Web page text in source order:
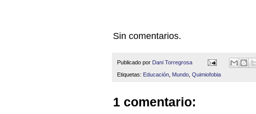
Sin comentarios.
Publicado por Dani Torregrosa
Etiquetas: Educación Mundo Quimiofobia
1 comentario: